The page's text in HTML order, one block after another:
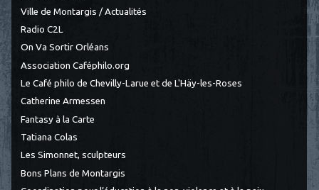
Ville de Montargis / Actualités
Radio C2L
On Va Sortir Orléans
Association Caféphilo.org
Le Café philo de Chevilly-Larue et de L'Häy-les-Roses
Catherine Armessen
Fantasy à la Carte
Tatiana Colas
Les Simonnet, sculpteurs
Bons Plans de Montargis